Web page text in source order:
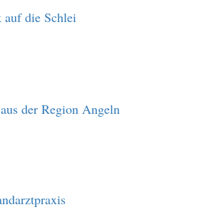
die Schlei
der Region Angeln